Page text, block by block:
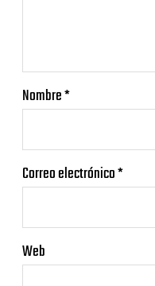
Nombre*
Correo electrónico*
Web